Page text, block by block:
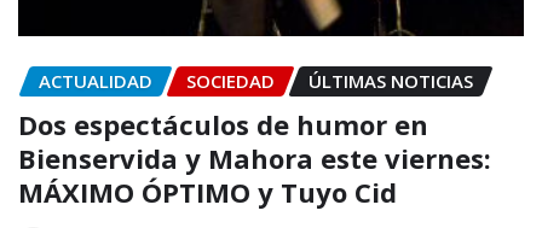
ACTUALIDAD SOCIEDAD ÚLTIMAS NOTICIAS
Dos espectáculos de humor en
Bienservida y Mahora este viernes:
MÁXIMO ÓPTIMO y Tuyo Cid